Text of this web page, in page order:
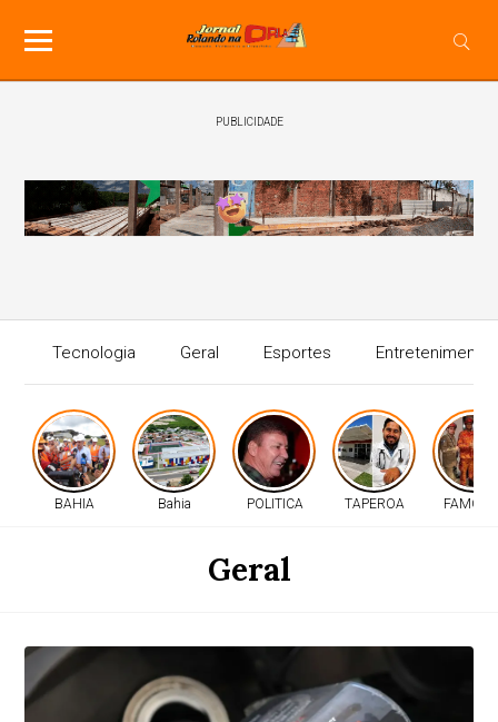
PUBLICIDADE
Tecnologia Geral Esportes Entretenimento
BAHIA Bahia POLITICA TAPEROA
Geral